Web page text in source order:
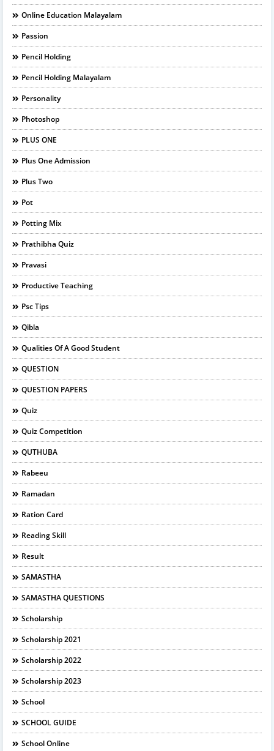
Online Education Malayalam
Passion
Pencil Holding
Pencil Holding Malayalam
Personality
Photoshop
PLUS ONE
Plus One Admission
Plus Two
Pot
Potting Mix
Prathibha Quiz
Pravasi
Productive Teaching
Psc Tips
Qibla
Qualities Of A Good Student
QUESTION
QUESTION PAPERS
Quiz
Quiz Competition
QUTHUBA
Rabeeu
Ramadan
Ration Card
Reading Skill
Result
SAMASTHA
SAMASTHA QUESTIONS
Scholarship
Scholarship 2021
Scholarship 2022
Scholarship 2023
School
SCHOOL GUIDE
School Online